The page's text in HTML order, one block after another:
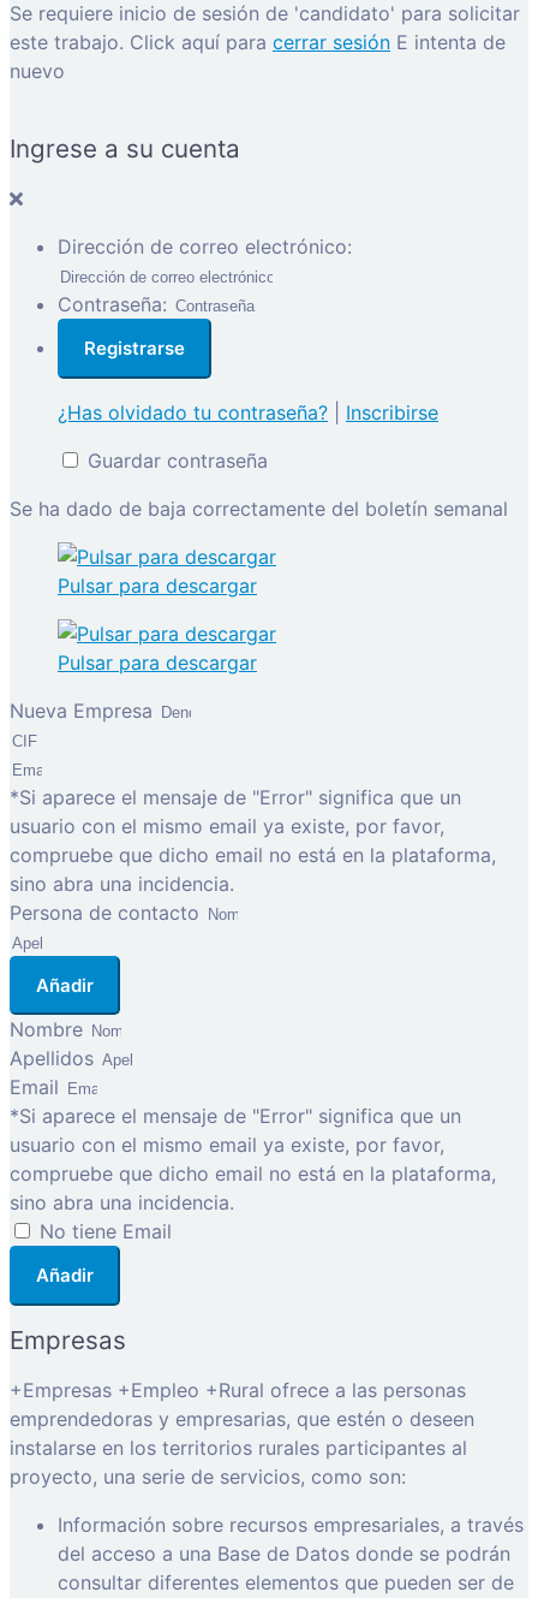
Se requiere inicio de sesión de 'candidato' para solicitar
este trabajo. Click aquí para cerrar sesión E intenta de
nuevo
Ingrese a su cuenta
Dirección de correo electrónico:
Contraseña:
¿Has olvidado tu contraseña?
Inscribirse
Guardar contraseña
Se ha dado de baja correctamente del boletín semanal
Pulsar para descargar
Pulsar para descargar
Nueva Empresa
*Si aparece el mensaje de "Error" significa que un
usuario con el mismo email ya existe, por favor,
compruebe que dicho email no está en la plataforma,
sino abra una incidencia.
Persona de contacto
Añadir
Nombre
Apellidos
Email
*Si aparece el mensaje de "Error" significa que un
usuario con el mismo email ya existe, por favor,
compruebe que dicho email no está en la plataforma,
sino abra una incidencia.
No tiene Email
Añadir
Empresas
+Empresas +Empleo +Rural ofrece a las personas
emprendedoras y empresarias, que estén o deseen
instalarse en los territorios rurales participantes al
proyecto, una serie de servicios, como son:
Información sobre recursos empresariales, a través
del acceso a una Base de Datos donde se podrán
consultar diferentes elementos que pueden ser de